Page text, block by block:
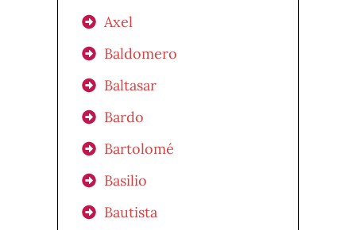
Axel
Baldomero
Baltasar
Bardo
Bartolomé
Basilio
Bautista